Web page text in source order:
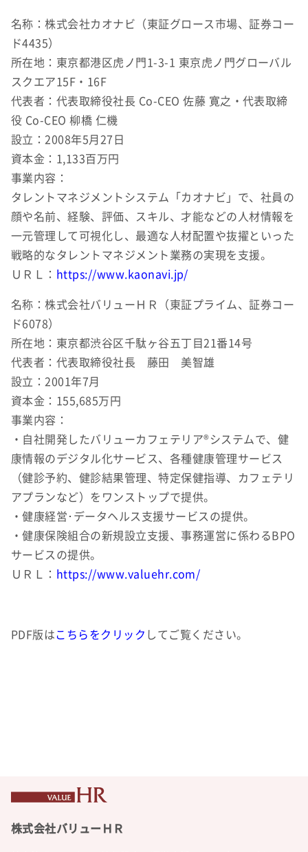
名称：株式会社カオナビ（東証グロース市場、証券コー
ド4435）
所在地：東京都港区虎ノ門1-3-1 東京虎ノ門グローバル
スクエア15F・16F
代表者：代表取締役社長 Co-CEO 佐藤 寛之・代表取締
役 Co-CEO 柳橋 仁機
設立：2008年5月27日
資本金：1,133百万円
事業内容：
タレントマネジメントシステム「カオナビ」で、社員の
顔や名前、経験、評価、スキル、才能などの人材情報を
一元管理して可視化し、最適な人材配置や抜擢といった
戦略的なタレントマネジメント業務の実現を支援。
ＵＲＬ：
https://www.kaonavi.jp/
名称：株式会社バリューＨＲ（東証プライム、証券コー
ド6078）
所在地：東京都渋谷区千駄ヶ谷五丁目21番14号
代表者：代表取締役社長 藤田 美智雄
設立：2001年7月
資本金：155,685万円
事業内容：
・自社開発したバリューカフェテリア®システムで、健
康情報のデジタル化サービス、各種健康管理サービス
（健診予約、健診結果管理、特定保健指導、カフェテリ
アプランなど）をワンストップで提供。
・健康経営･データヘルス支援サービスの提供。
・健康保険組合の新規設立支援、事務運営に係わるBPO
サービスの提供。
ＵＲＬ：
https://www.valuehr.com/
PDF版はこちらをクリック してご覧ください。